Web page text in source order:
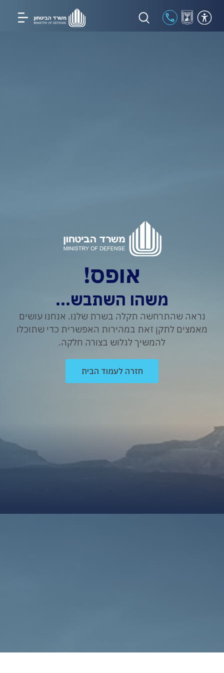
אופס!
משהו השתבש...
נראה שהתרחשה תקלה בשרת שלנו. אנחנו עושים
מאמצים לתקן זאת במהירות האפשרית כדי שתוכלו
להמשיך לגלוש בצורה חלקה.
חזרה לעמוד הבית